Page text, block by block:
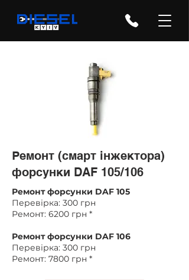
Ремонт (смарт інжектора)
форсунки DAF 105/106
Ремонт форсунки DAF 105
Перевірка: 300 грн
Ремонт: 6200 грн *
Ремонт форсунки DAF 106
Перевірка: 300 грн
Ремонт: 7800 грн *